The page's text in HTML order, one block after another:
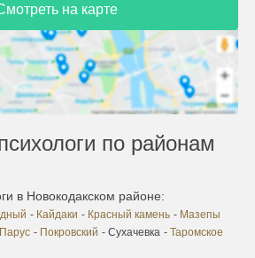
на карте
по районам
в Новокодакском районе:
- Кайдаки - Красный камень - Мазепы
Парус - Покровский - Сухачевка - Таромское